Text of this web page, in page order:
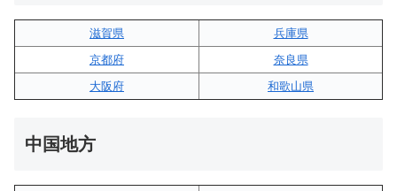
滋賀県
兵庫県
京都府
奈良県
大阪府
和歌山県
中国地方